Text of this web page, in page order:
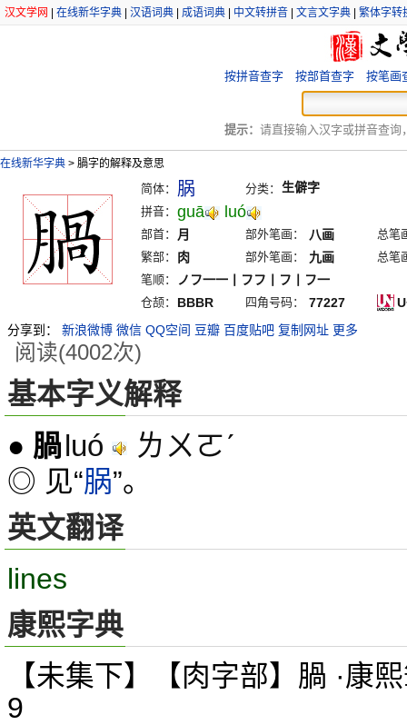
汉文学网 在线新华字典 汉语词典 成语词典 中文转拼音 文言文字典 繁体字转
按拼音查字 按部首查字 按笔画
提示： 请直接输入汉字或拼音查询
在线新华字典 > 腡字的解释及意思
简体： 脶 分类： 生僻字
拼音： guā luó
部首： 月 部外笔画： 八画
总笔
繁部：
肉 部外笔画： 九画
总笔
笔顺：
ノフ一一丨フフ丨フ丨フ一
仓颉： BBBR 四角号码： 77227
分享到：
新浪微博 微信 QQ空间 豆瓣 百度贴吧 复制网址 更多
阅读(4002次)
基本字义解释
● 腡luó ㄌㄨㄛˊ
◎ 见“脶”。
英文翻译
lines
康熙字典
【未集下】【肉字部】腡 ·康
9